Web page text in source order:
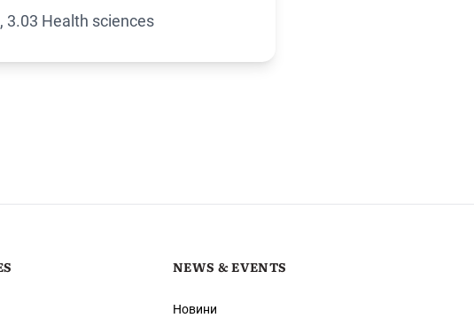
3.03 Health sciences
NEWS & EVENTS
Новини